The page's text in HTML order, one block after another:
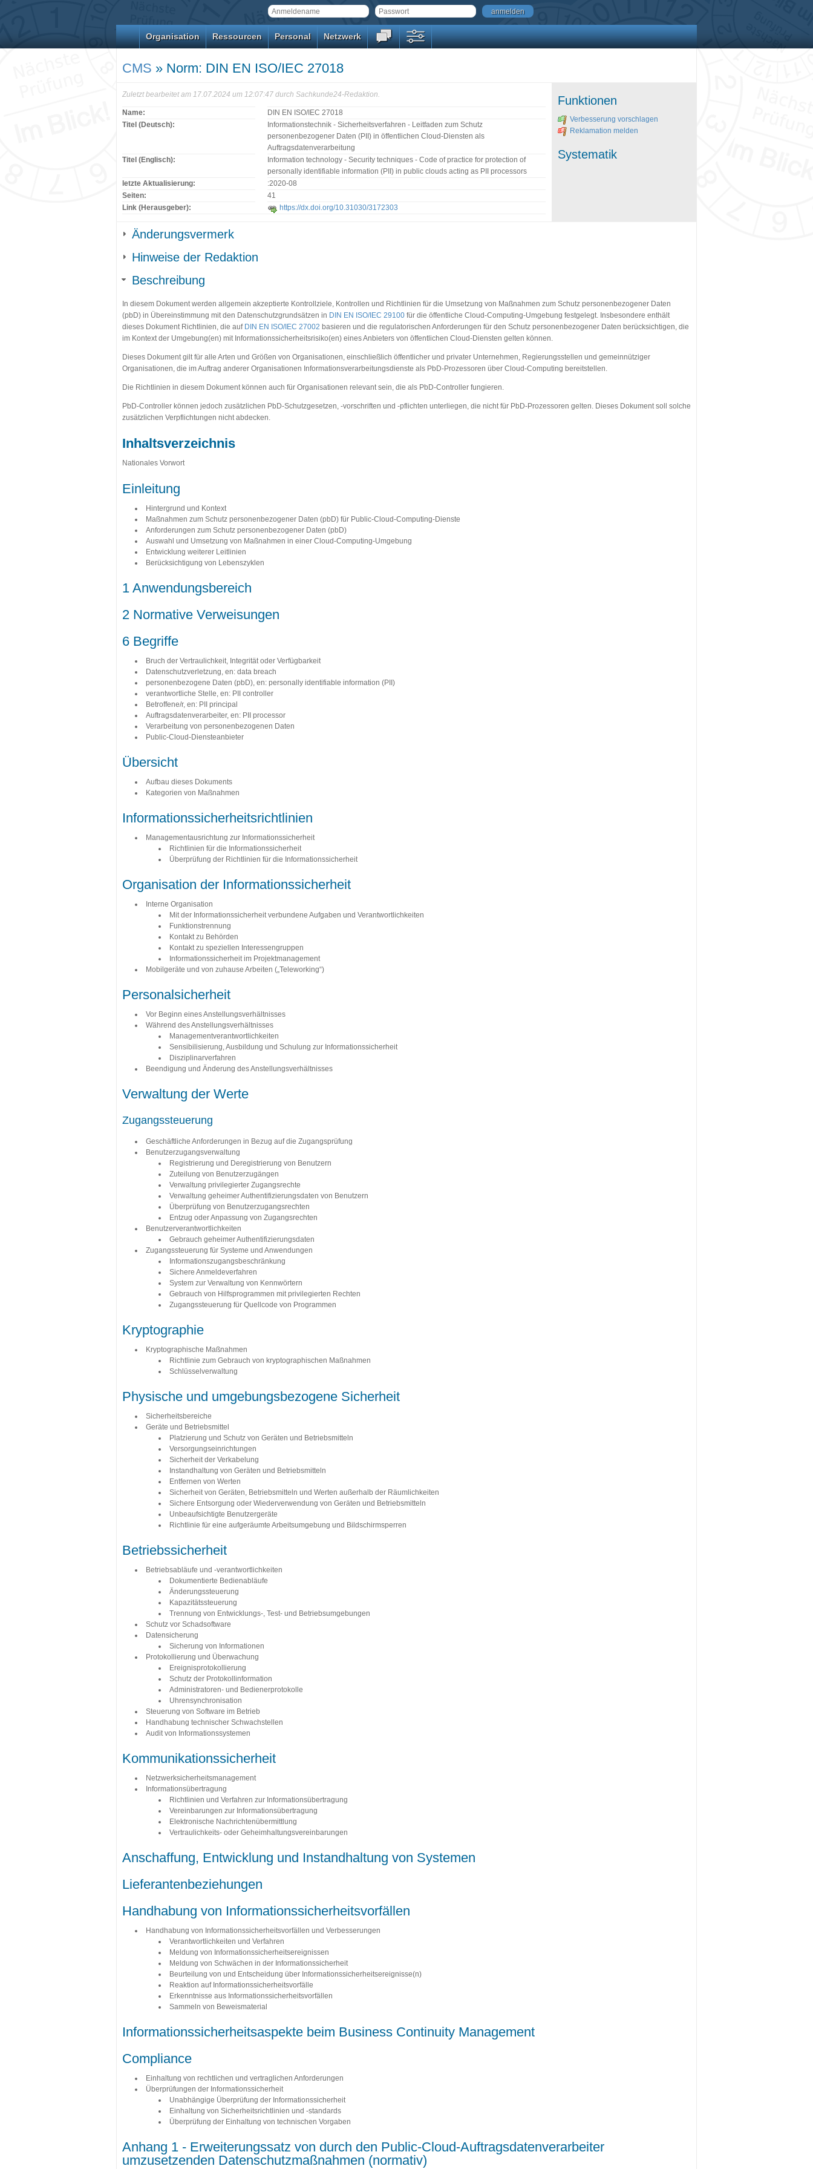
anmelden
Organisation Ressourcen Personal Netzwerk
CMS » Norm: DIN EN ISO/IEC 27018
Zuletzt bearbeitet am 17.07.2024 um 12:07:47 durch Sachkunde24-Redaktion.
Name:
DIN EN ISO/IEC 27018
Titel (Deutsch):
Informationstechnik - Sicherheitsverfahren - Leitfaden zum Schutz
personenbezogener Daten (PII) in öffentlichen Cloud-Diensten als
Auftragsdatenverarbeitung
Titel (Englisch):
Information technology - Security techniques - Code of practice for protection of
personally identifiable information (PII) in public clouds acting as PII processors
letzte Aktualisierung:
:2020-08
Seiten:
41
Link (Herausgeber):
https://dx.doi.org/10.31030/3172303
Funktionen
Verbesserung vorschlagen
Reklamation melden
Systematik
Änderungsvermerk
Hinweise der Redaktion
Beschreibung
In diesem Dokument werden allgemein akzeptierte Kontrollziele, Kontrollen und Richtlinien für die Umsetzung von Maßnahmen zum Schutz personenbezogener Daten
(pbD) in Übereinstimmung mit den Datenschutzgrundsätzen in DIN EN ISO/IEC 29100 für die öffentliche Cloud-Computing-Umgebung festgelegt. Insbesondere enthält
dieses Dokument Richtlinien, die auf DIN EN ISO/IEC 27002 basieren und die regulatorischen Anforderungen für den Schutz personenbezogener Daten berücksichtigen, die
im Kontext der Umgebung(en) mit Informationssicherheitsrisiko(en) eines Anbieters von öffentlichen Cloud-Diensten gelten können.
Dieses Dokument gilt für alle Arten und Größen von Organisationen, einschließlich öffentlicher und privater Unternehmen, Regierungsstellen und gemeinnütziger
Organisationen, die im Auftrag anderer Organisationen Informationsverarbeitungsdienste als PbD-Prozessoren über Cloud-Computing bereitstellen.
Die Richtlinien in diesem Dokument können auch für Organisationen relevant sein, die als PbD-Controller fungieren.
PbD-Controller können jedoch zusätzlichen PbD-Schutzgesetzen, -vorschriften und -pflichten unterliegen, die nicht für PbD-Prozessoren gelten. Dieses Dokument soll solche
zusätzlichen Verpflichtungen nicht abdecken.
Inhaltsverzeichnis
Nationales Vorwort
Einleitung
Hintergrund und Kontext
Maßnahmen zum Schutz personenbezogener Daten (pbD) für Public-Cloud-Computing-Dienste
Anforderungen zum Schutz personenbezogener Daten (pbD)
Auswahl und Umsetzung von Maßnahmen in einer Cloud-Computing-Umgebung
Entwicklung weiterer Leitlinien
Berücksichtigung von Lebenszyklen
1 Anwendungsbereich
2 Normative Verweisungen
6 Begriffe
Bruch der Vertraulichkeit, Integrität oder Verfügbarkeit
Datenschutzverletzung, en: data breach
personenbezogene Daten (pbD), en: personally identifiable information (PII)
verantwortliche Stelle, en: PII controller
Betroffene/r, en: PII principal
Auftragsdatenverarbeiter, en: PII processor
Verarbeitung von personenbezogenen Daten
Public-Cloud-Diensteanbieter
Übersicht
Aufbau dieses Dokuments
Kategorien von Maßnahmen
Informationssicherheitsrichtlinien
Managementausrichtung zur Informationssicherheit
Richtlinien für die Informationssicherheit
Überprüfung der Richtlinien für die Informationssicherheit
Organisation der Informationssicherheit
Interne Organisation
Mit der Informationssicherheit verbundene Aufgaben und Verantwortlichkeiten
Funktionstrennung
Kontakt zu Behörden
Kontakt zu speziellen Interessengruppen
Informationssicherheit im Projektmanagement
Mobilgeräte und von zuhause Arbeiten („Teleworking“)
Personalsicherheit
Vor Beginn eines Anstellungsverhältnisses
Während des Anstellungsverhältnisses
Managementverantwortlichkeiten
Sensibilisierung, Ausbildung und Schulung zur Informationssicherheit
Disziplinarverfahren
Beendigung und Änderung des Anstellungsverhältnisses
Verwaltung der Werte
Zugangssteuerung
Geschäftliche Anforderungen in Bezug auf die Zugangsprüfung
Benutzerzugangsverwaltung
Registrierung und Deregistrierung von Benutzern
Zuteilung von Benutzerzugängen
Verwaltung privilegierter Zugangsrechte
Verwaltung geheimer Authentifizierungsdaten von Benutzern
Überprüfung von Benutzerzugangsrechten
Entzug oder Anpassung von Zugangsrechten
Benutzerverantwortlichkeiten
Gebrauch geheimer Authentifizierungsdaten
Zugangssteuerung für Systeme und Anwendungen
Informationszugangsbeschränkung
Sichere Anmeldeverfahren
System zur Verwaltung von Kennwörtern
Gebrauch von Hilfsprogrammen mit privilegierten Rechten
Zugangssteuerung für Quellcode von Programmen
Kryptographie
Kryptographische Maßnahmen
Richtlinie zum Gebrauch von kryptographischen Maßnahmen
Schlüsselverwaltung
Physische und umgebungsbezogene Sicherheit
Sicherheitsbereiche
Geräte und Betriebsmittel
Platzierung und Schutz von Geräten und Betriebsmitteln
Versorgungseinrichtungen
Sicherheit der Verkabelung
Instandhaltung von Geräten und Betriebsmitteln
Entfernen von Werten
Sicherheit von Geräten, Betriebsmitteln und Werten außerhalb der Räumlichkeiten
Sichere Entsorgung oder Wiederverwendung von Geräten und Betriebsmitteln
Unbeaufsichtigte Benutzergeräte
Richtlinie für eine aufgeräumte Arbeitsumgebung und Bildschirmsperren
Betriebssicherheit
Betriebsabläufe und -verantwortlichkeiten
Dokumentierte Bedienabläufe
Änderungssteuerung
Kapazitätssteuerung
Trennung von Entwicklungs-, Test- und Betriebsumgebungen
Schutz vor Schadsoftware
Datensicherung
Sicherung von Informationen
Protokollierung und Überwachung
Ereignisprotokollierung
Schutz der Protokollinformation
Administratoren- und Bedienerprotokolle
Uhrensynchronisation
Steuerung von Software im Betrieb
Handhabung technischer Schwachstellen
Audit von Informationssystemen
Kommunikationssicherheit
Netzwerksicherheitsmanagement
Informationsübertragung
Richtlinien und Verfahren zur Informationsübertragung
Vereinbarungen zur Informationsübertragung
Elektronische Nachrichtenübermittlung
Vertraulichkeits- oder Geheimhaltungsvereinbarungen
Anschaffung, Entwicklung und Instandhaltung von Systemen
Lieferantenbeziehungen
Handhabung von Informationssicherheitsvorfällen
Handhabung von Informationssicherheitsvorfällen und Verbesserungen
Verantwortlichkeiten und Verfahren
Meldung von Informationssicherheitsereignissen
Meldung von Schwächen in der Informationssicherheit
Beurteilung von und Entscheidung über Informationssicherheitsereignisse(n)
Reaktion auf Informationssicherheitsvorfälle
Erkenntnisse aus Informationssicherheitsvorfällen
Sammeln von Beweismaterial
Informationssicherheitsaspekte beim Business Continuity Management
Compliance
Einhaltung von rechtlichen und vertraglichen Anforderungen
Überprüfungen der Informationssicherheit
Unabhängige Überprüfung der Informationssicherheit
Einhaltung von Sicherheitsrichtlinien und -standards
Überprüfung der Einhaltung von technischen Vorgaben
Anhang 1 - Erweiterungssatz von durch den Public-Cloud-Auftragsdatenverarbeiter
umzusetzenden Datenschutzmaßnahmen (normativ)